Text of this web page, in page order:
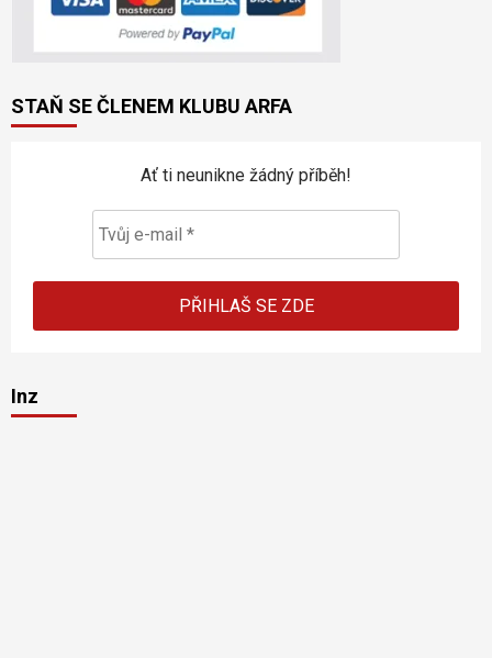
STAŇ SE ČLENEM KLUBU ARFA
Ať ti neunikne žádný příběh!
Inz